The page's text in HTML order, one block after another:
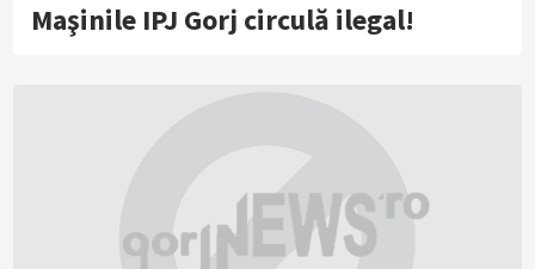
Maşinile IPJ Gorj circulă ilegal!